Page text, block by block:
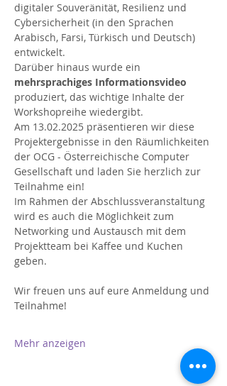
digitaler Souveränität, Resilienz und
Cybersicherheit (in den Sprachen
Arabisch, Farsi, Türkisch und Deutsch)
entwickelt.
Darüber hinaus wurde ein
mehrsprachiges Informationsvideo
produziert, das wichtige Inhalte der
Workshopreihe wiedergibt.
Am 13.02.2025 präsentieren wir diese
Projektergebnisse in den Räumlichkeiten
der OCG - Österreichische Computer
Gesellschaft und laden Sie herzlich zur
Teilnahme ein!
Im Rahmen der Abschlussveranstaltung
wird es auch die Möglichkeit zum
Networking und Austausch mit dem
Projektteam bei Kaffee und Kuchen
geben.
Wir freuen uns auf eure Anmeldung und
Teilnahme!
Mehr anzeigen